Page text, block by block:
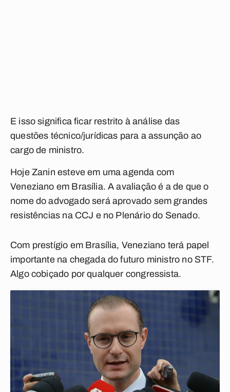
E isso significa ficar restrito à análise das
questões técnico/jurídicas para a assunção ao
cargo de ministro.
Hoje Zanin esteve em uma agenda com
Veneziano em Brasília. A avaliação é a de que o
nome do advogado será aprovado sem grandes
resistências na CCJ e no Plenário do Senado.
Com prestígio em Brasília, Veneziano terá papel
importante na chegada do futuro ministro no STF.
Algo cobiçado por qualquer congressista.